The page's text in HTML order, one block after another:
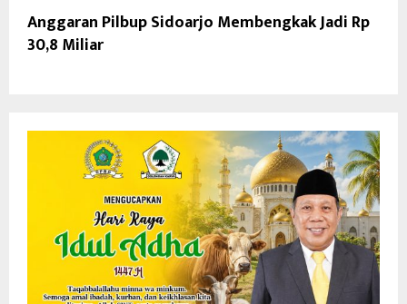
Anggaran Pilbup Sidoarjo Membengkak Jadi Rp
30,8 Miliar